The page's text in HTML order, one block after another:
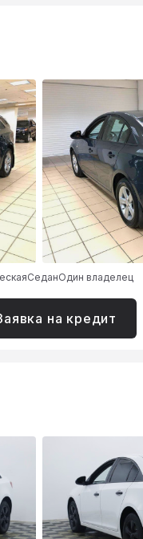
СеданОдин владелец
на кредит